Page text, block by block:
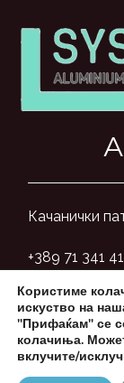
Качанички
+389 71 341
Користиме
искуство на
"Прифаќам" се
колачиња.
вклучите/